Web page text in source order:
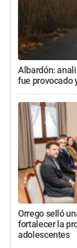
Albardón:
fue provocado
Orrego selló
fortalecer la
adolescentes